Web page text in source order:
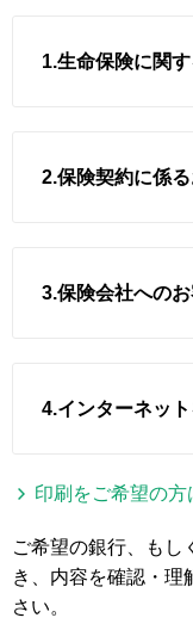
1.生命保険に関
2.保険契約に係
3.保険会社への
4.インターネッ
印刷をご希望の方
ご希望の銀行、もし
き、内容を確認・理
さい。